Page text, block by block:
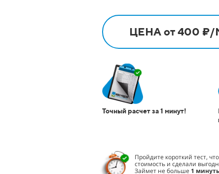
ЦЕНА от 400 ₽/
Точный расчет за 1 минут!
Пройдите короткий тест,
стоимость и сделали
Займет не больше 1